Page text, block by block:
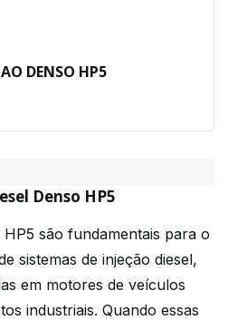
DENSO HP5
Denso HP5
são fundamentais para o
sistemas de injeção diesel,
em motores de veículos
industriais. Quando essas